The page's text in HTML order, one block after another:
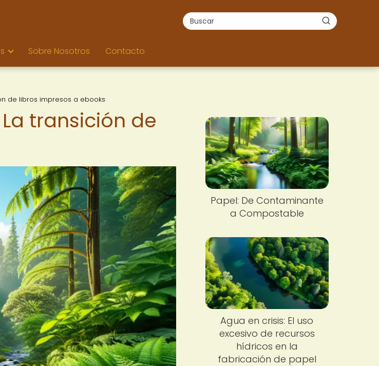
Sobre Nosotros Contacto
de libros impresos a ebooks
transición de
Papel: De Contaminante
a Compostable
Agua en crisis: El uso
excesivo de recursos
hídricos en la
fabricación de papel